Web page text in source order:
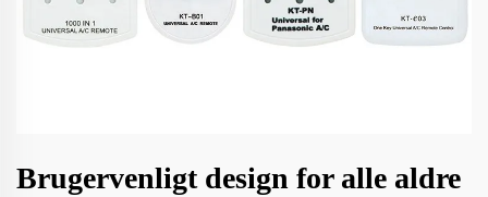
Brugervenligt design for alle aldre